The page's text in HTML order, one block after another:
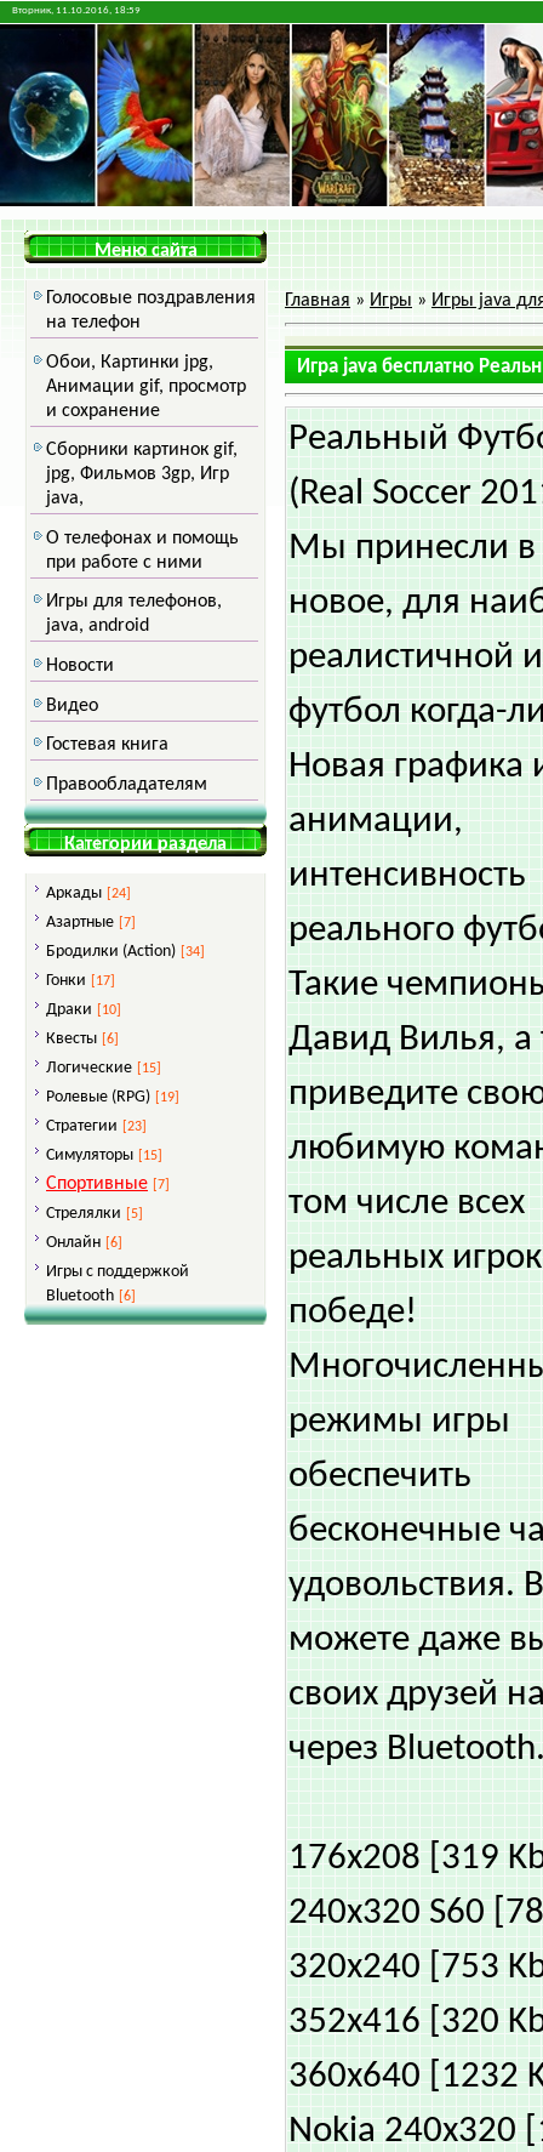
Вторник, 11.10.2016, 18:59
Меню сайта
Голосовые поздравления
на телефон
Обои, Картинки jpg,
Анимации gif, просмотр
и сохранение
Сборники картинок gif,
jpg, Фильмов 3gp, Игр
java,
О телефонах и помощь
при работе с ними
Игры для телефонов,
java, android
Новости
Видео
Гостевая книга
Правообладателям
Категории раздела
Аркады [24]
Азартные [7]
Бродилки (Action) [34]
Гонки [17]
Драки [10]
Квесты [6]
Логические [15]
Ролевые (RPG) [19]
Стратегии [23]
Симуляторы [15]
Спортивные [7]
Стрелялки [5]
Онлайн [6]
Игры с поддержкой
Bluetooth
[6]
Главная » Игры » Игры java
Игра java бесплатно
Реальный
(Real Soccer
Мы принесли в
новое, для
реалистичной
футбол когда-
Новая графика
анимации,
интенсивность
реального
Такие
Давид Вилья, а
приведите
любимую
том числе всех
реальных
победе!
режимы игры
обеспечить
бесконечные
удовольствия.
можете даже
своих друзей
через
176x208 [319
240x320 S60
320x240 [753
352x416 [320
360x640 [1232
Nokia 240x320